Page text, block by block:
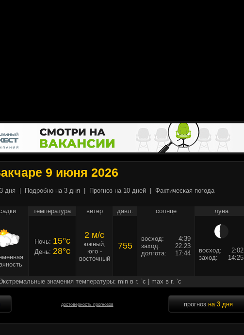
9 июня 2026
дня Подробно на 3 дня Прогноз на 10 дней Фактическая погода
температура ветер давл. солнце луна
Ночь: 15°c
День: 28°c
2 м/c
южный,
юго -
восточный
755
восход:
4:39
заход:
22:23
долгота:
17:44 восход:
2:02
заход:
14:25
значения температуры: min в г. `c | max в г. `c
достоверность прогнозов прогноз на 3 дня